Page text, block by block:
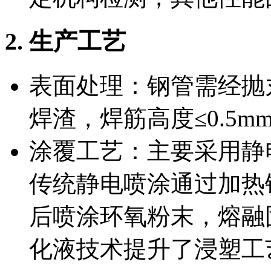
2. 生产工艺
表面处理：钢管需经
焊渣，焊筋高度
涂覆工艺：主要采用
传统静电喷涂通过加
后喷涂环氧粉末，熔
化液技术提升了浸塑